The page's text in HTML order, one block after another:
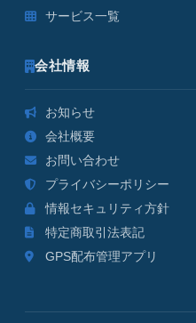
サービス一覧
会社情報
お知らせ
会社概要
お問い合わせ
プライバシーポリシー
情報セキュリティ方針
特定商取引法表記
GPS配布管理アプリ